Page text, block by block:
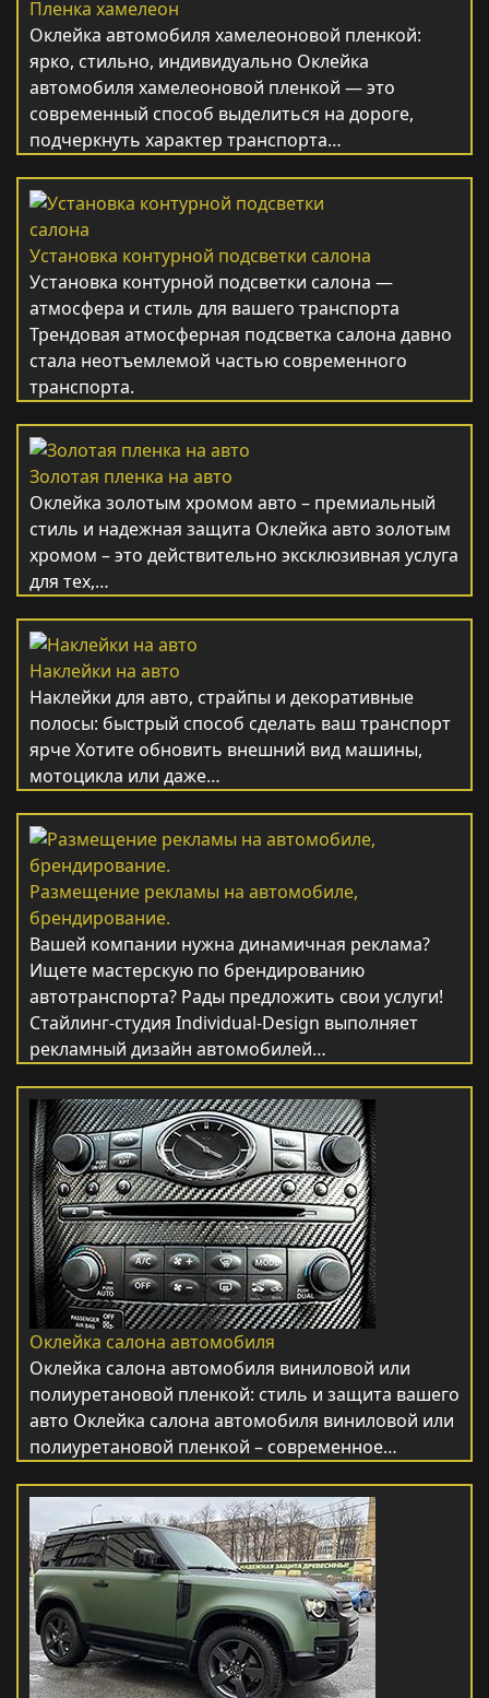
Пленка хамелеон
Оклейка автомобиля хамелеоновой пленкой:
ярко, стильно, индивидуально Оклейка
автомобиля хамелеоновой пленкой — это
современный способ выделиться на дороге,
подчеркнуть характер транспорта…
Установка контурной подсветки салона
Установка контурной подсветки салона —
атмосфера и стиль для вашего транспорта
Трендовая атмосферная подсветка салона давно
стала неотъемлемой частью современного
транспорта.
Золотая пленка на авто
Оклейка золотым хромом авто – премиальный
стиль и надежная защита Оклейка авто золотым
хромом – это действительно эксклюзивная услуга
для тех,…
Наклейки на авто
Наклейки для авто, страйпы и декоративные
полосы: быстрый способ сделать ваш транспорт
ярче Хотите обновить внешний вид машины,
мотоцикла или даже…
Размещение рекламы на автомобиле,
брендирование.
Вашей компании нужна динамичная реклама?
Ищете мастерскую по брендированию
автотранспорта? Рады предложить свои услуги!
Стайлинг-студия Individual-Design выполняет
рекламный дизайн автомобилей…
Оклейка салона автомобиля
Оклейка салона автомобиля виниловой или
полиуретановой пленкой: стиль и защита вашего
авто Оклейка салона автомобиля виниловой или
полиуретановой пленкой – современное…